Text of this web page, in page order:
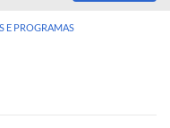
E PROGRAMAS